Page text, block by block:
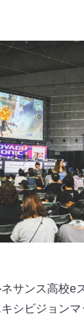
サンス高校e
シビジョン